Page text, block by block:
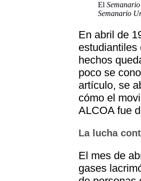
El
Semanario
En abril de
estudiantiles
hechos
poco se
artículo, se
cómo el
ALCOA fue
La lucha
El mes de
gases